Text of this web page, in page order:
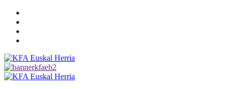
Saltar
contenido
Menú